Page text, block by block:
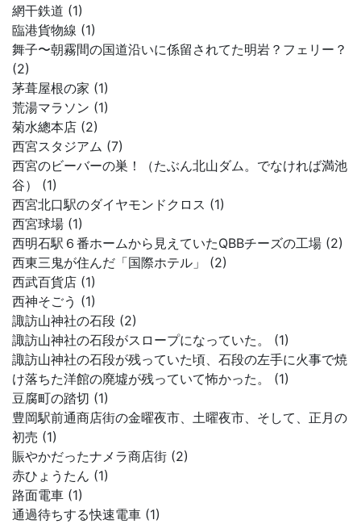
網干鉄道 (1)
臨港貨物線 (1)
舞子〜朝霧間の国道沿いに係留されてた明岩？フェリー？
(2)
茅葺屋根の家 (1)
荒湯マラソン (1)
菊水總本店 (2)
西宮スタジアム (7)
西宮のビーバーの巣！（たぶん北山ダム。でなければ満池
谷） (1)
西宮北口駅のダイヤモンドクロス (1)
西宮球場 (1)
西明石駅６番ホームから見えていたQBBチーズの工場 (2)
西東三鬼が住んだ「国際ホテル」 (2)
西武百貨店 (1)
西神そごう (1)
諏訪山神社の石段 (2)
諏訪山神社の石段がスロープになっていた。 (1)
諏訪山神社の石段が残っていた頃、石段の左手に火事で焼
け落ちた洋館の廃墟が残っていて怖かった。 (1)
豆腐町の踏切 (1)
豊岡駅前通商店街の金曜夜市、土曜夜市、そして、正月の
初売 (1)
賑やかだったナメラ商店街 (2)
赤ひょうたん (1)
路面電車 (1)
通過待ちする快速電車 (1)